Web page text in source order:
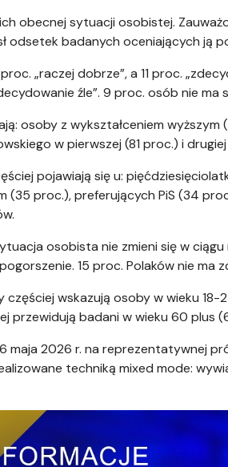
obecnej sytuacji osobistej.
odsetek badanych oceniających ją
„raczej dobrze”, a 11 proc.
źle”. 9 proc. osób nie
osoby z wykształceniem
w pierwszej (81 proc.) i
pojawiają się u:
proc.), preferujących PiS (34
osobista nie zmieni się w
15 proc. Polaków nie ma
wskazują osoby w wieku
przewidują badani w wieku 60 plus
2026 r. na reprezentatywnej
techniką mixed mode: